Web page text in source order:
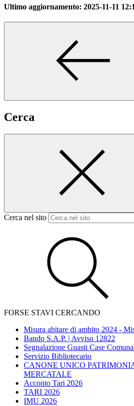
Ultimo aggiornamento: 2025-11-11
Cerca
Cerca nel sito
FORSE STAVI CERCANDO
Misura abitare di ambito 2024 -
Bando S.A.P. | Avviso 12822
Segnalazione Guasti Case
Servizio Bibliotecario
CANONE UNICO
MERCATALE
Acconto Tari 2026
TARI 2026
IMU 2026